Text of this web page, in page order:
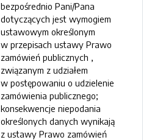
bezpośrednio Pani/Pana
dotyczących jest wymogiem
ustawowym określonym
w przepisach ustawy Prawo
zamówień publicznych ,
związanym z udziałem
w postępowaniu o udzielenie
zamówienia publicznego;
konsekwencje niepodania
określonych danych wynikają
z ustawy Prawo zamówień